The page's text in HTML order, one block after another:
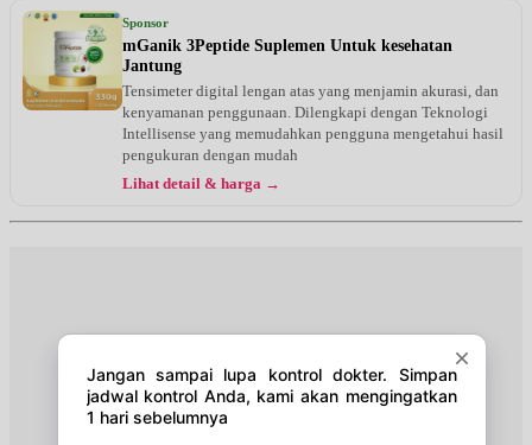
Jam 17:00 - 18:00
EKSEKUTIF
Jumat, 14/08/2026
Jam 16:00 - 17:00
Jam 17:00 - 18:00
Jam 13:00 - 14:00
Sponsor
mGanik 3Peptide Suplemen Untuk kesehatan
Jantung
Tensimeter digital lengan atas yang menjamin akurasi, dan
kenyamanan penggunaan. Dilengkapi dengan Teknologi
Intellisense yang memudahkan pengguna mengetahui hasil
pengukuran dengan mudah
Lihat detail & harga →